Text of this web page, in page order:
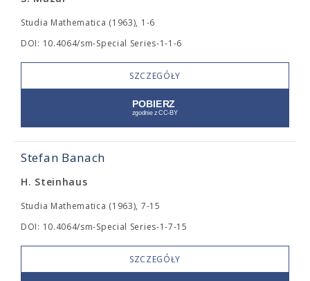
Studia Mathematica (1963), 1-6
DOI: 10.4064/sm-Special Series-1-1-6
SZCZEGÓŁY
Stefan Banach
H. Steinhaus
Studia Mathematica (1963), 7-15
DOI: 10.4064/sm-Special Series-1-7-15
SZCZEGÓŁY